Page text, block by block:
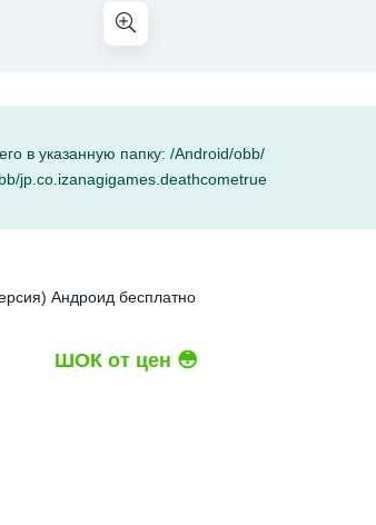
в указанную папку: /Android/obb/
jp.co.izanagigames.deathcometrue
Андроид бесплатно
ШОК от цен 😳